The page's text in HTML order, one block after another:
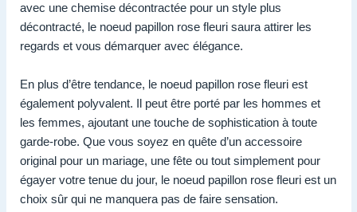
avec une chemise décontractée pour un style plus
décontracté, le noeud papillon rose fleuri saura attirer les
regards et vous démarquer avec élégance.
En plus d’être tendance, le noeud papillon rose fleuri est
également polyvalent. Il peut être porté par les hommes et
les femmes, ajoutant une touche de sophistication à toute
garde-robe. Que vous soyez en quête d’un accessoire
original pour un mariage, une fête ou tout simplement pour
égayer votre tenue du jour, le noeud papillon rose fleuri est un
choix sûr qui ne manquera pas de faire sensation.